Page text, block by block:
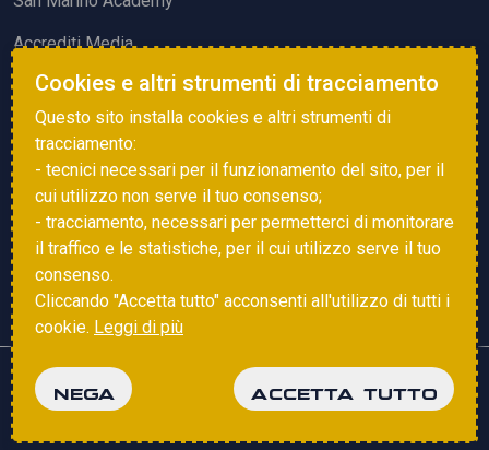
Accrediti Media
ATTIVITÀ ED EVENTI
Squadre di Calcio
Associazione Sammarinese Arbitri
Vota gol e parata
Copyright © 2025 FSGC. Tutti i diritti riservati
Cookies e altri strumenti di tracciamento
Questo sito installa cookies e altri strumenti di
tracciamento:
- tecnici necessari per il funzionamento del sito, per il
cui utilizzo non serve il tuo consenso;
- tracciamento, necessari per permetterci di monitorare
il traffico e le statistiche, per il cui utilizzo serve il tuo
consenso.
Cliccando "Accetta tutto" acconsenti all'utilizzo di tutti i
cookie. Leggi di più
NEGA ACCETTA TUTTO